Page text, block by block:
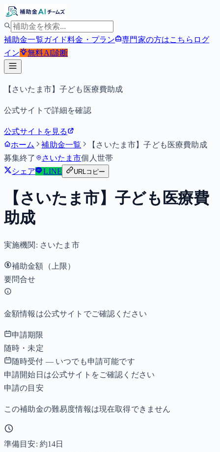
補助金一覧ガイド料金・プラン 専門家の方はこちら ログ
イン
無料AI診断
【さいたま市】子ども医療費助成
公式サイトで詳細を確認
公式サイトを見る
ホーム
補助金一覧
【さいたま市】子ども医療費助成
募集終了
さいたま市個人 世帯
シェア
LINE URLコピー
【さいたま市】子ども医療費
助成
実施機関: さいたま市
補助金額（上限）
要問合せ
金額情報は公式サイトでご確認ください
申請期限
随時・未定
随時受付 — いつでも申請可能です
申請開始日は公式サイトをご確認ください
申請の目安
この補助金の難易度情報は現在取得できません
準備目安: 約14日